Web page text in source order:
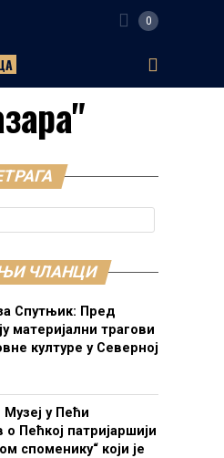
0
ЧЛАНЦИ
Спутњик: Пред
материјални трагови
културе у Северној
у Пећи
Пећкој патријаршији
споменику“ који је